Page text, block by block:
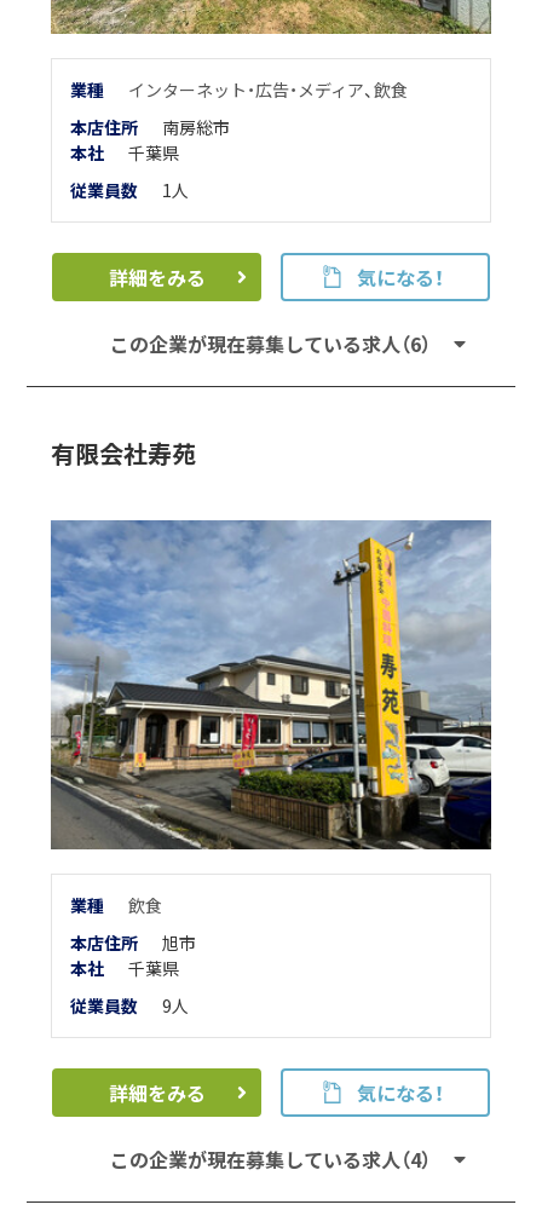
業種 インターネット・広告・メディア、飲食
本店住所
南房総市
本社
千葉県
従業員数
1人
詳細をみる 気になる！
この企業が現在募集している求人（6）
有限会社寿苑
業種
飲食
本店住所
旭市
本社
千葉県
従業員数
9人
詳細をみる 気になる！
この企業が現在募集している求人（4）